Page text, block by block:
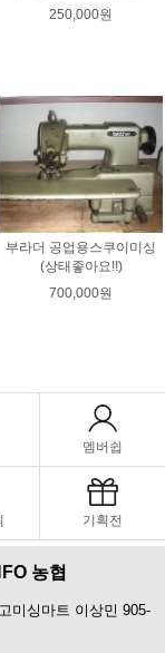
250,000원
부라더 공업용스쿠이미싱
(상태좋아요!!)
700,000원
멤버쉽
기획전
농협
미싱마트 이상민 905-